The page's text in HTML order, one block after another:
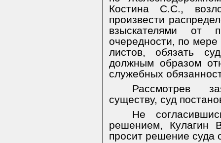
Костина С.С.,
произвести
взыскателями от
очередности, по
листов, обязать
должным образом
служебных
Рассмотрев
существу, суд
Не
решением, Кулагин
просит решение суда